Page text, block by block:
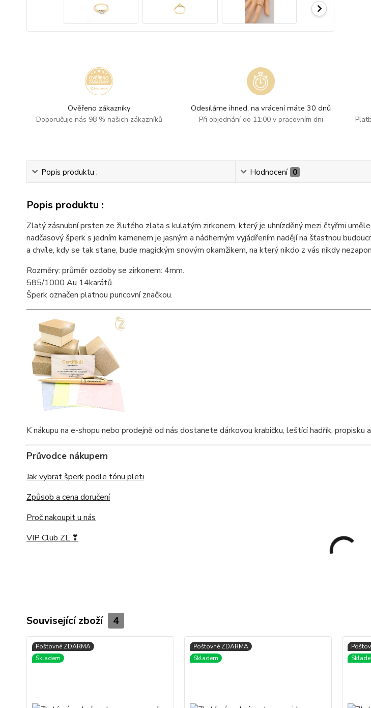
Ověřeno zákazníky
Doporučuje nás 98 % našich zákazníků
Odesíláme ihned, na vrácení máte 30 dnů
Při objednání do 11:00 v pracovním dni
Popis produktu : Hodnocení 0
Popis produktu :
Zlatý zásnubní prsten ze žlutého zlata s kulatým zirkonem, který je uhnízděný mezi čtyřmi
nadčasový šperk s jedním kamenem je jasným a nádherným vyjádřením nadějí na šťastnou
a chvíle, kdy se tak stane, bude magickým snovým okamžikem, na který nikdo z vás nikdy
Rozměry: průměr ozdoby se zirkonem: 4mm.
585/1000 Au 14karátů.
Šperk označen platnou puncovní značkou.
K nákupu na e-shopu nebo prodejně od nás dostanete dárkovou krabičku, leštící hadřík, propisku
Průvodce nákupem
Jak vybrat šperk podle tónu pleti
Způsob a cena doručení
Proč nakoupit u nás
VIP Club ZL ❣
Související zboží 4